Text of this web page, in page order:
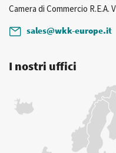
Camera di Commercio R.E.A.
sales@wkk-europe.it
I nostri uffici